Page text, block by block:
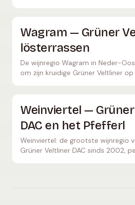
Wagram — Grüner
lösterrassen
De wijnregio Wagram in Neder-
om zijn kruidige Grüner Veltliner
Weinviertel —
DAC en het Pfefferl
Weinviertel: de grootste wijnregio
Grüner Veltliner DAC sinds 2002,